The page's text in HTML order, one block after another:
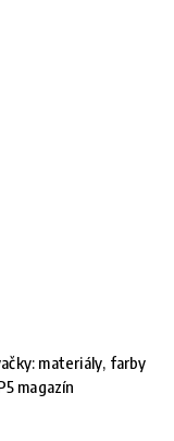
materiály, farby
magazín